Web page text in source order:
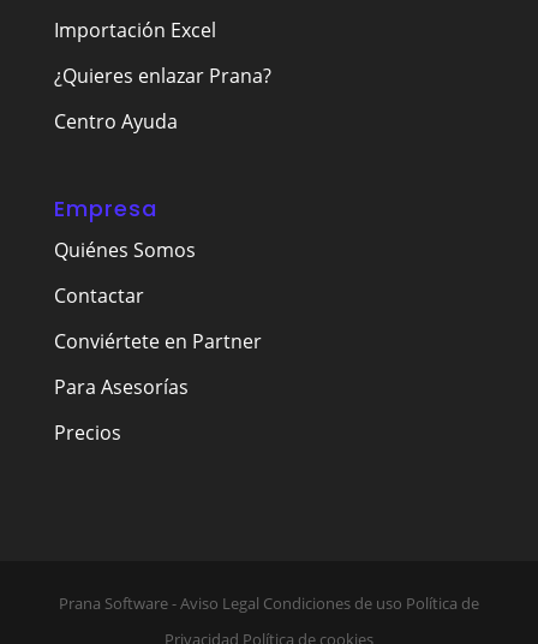
Importación Excel
¿Quieres enlazar Prana?
Centro Ayuda
Empresa
Quiénes Somos
Contactar
Conviértete en Partner
Para Asesorías
Precios
Prana Software - Aviso Legal Condiciones de uso Política de
Privacidad Política de cookies